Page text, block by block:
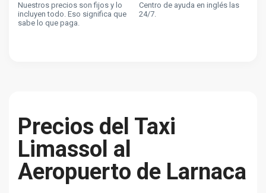
Nuestros precios son fijos y lo
incluyen todo. Eso significa que
sabe lo que paga.
Centro de ayuda en inglés las
24/7.
Precios del Taxi
Limassol al
Aeropuerto de Larnaca